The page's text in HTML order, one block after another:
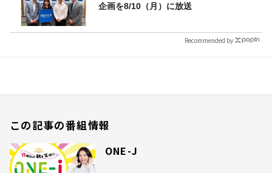
企画を8/10（月）に放送
Recommended by
この記事の番組情報
ONE-J